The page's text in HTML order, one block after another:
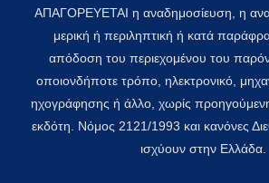
ΑΠΑΓΟΡΕΥΕΤΑΙ η αναδημοσίευση, η
μερική ή περιληπτική ή κατά
απόδοση του περιεχομένου του
οποιονδήποτε τρόπο, ηλεκτρονικό,
ηχογράφησης ή άλλο, χωρίς
εκδότη. Νόμος 2121/1993 και κανόνες
ισχύουν στην Ελλάδα.